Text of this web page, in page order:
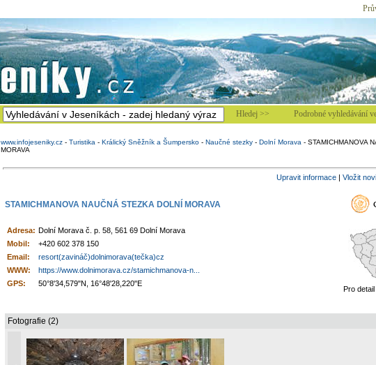
Hledej >> Podrobné vyhledávání
www.infojeseniky.cz- Turistika - Králický Sněžník a Šumpersko- Naučné stezky- Dolní Morava - STAMICHMANOVA
MORAVA
Upravit informace| Vložit
STAMICHMANOVA NAUČNÁ STEZKA DOLNÍ MORAVA
Adresa: Dolní Morava č. p. 58, 561 69 Dolní Morava
Mobil:
+420 602 378 150
Email:
resort(zavináč)dolnimorava(tečka)cz
WWW:
https://www.dolnimorava.cz/stamichmanova-n...
GPS:
50°8'34,579"N, 16°48'28,220"E
Pro
Fotografie (2)